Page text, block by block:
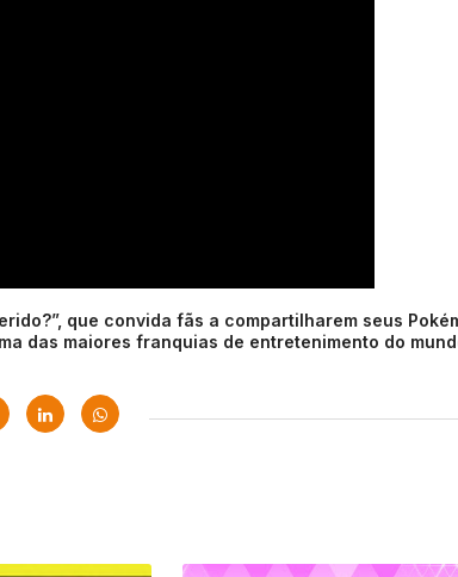
que convida fãs a compartilharem seus
das maiores franquias de entretenimento do